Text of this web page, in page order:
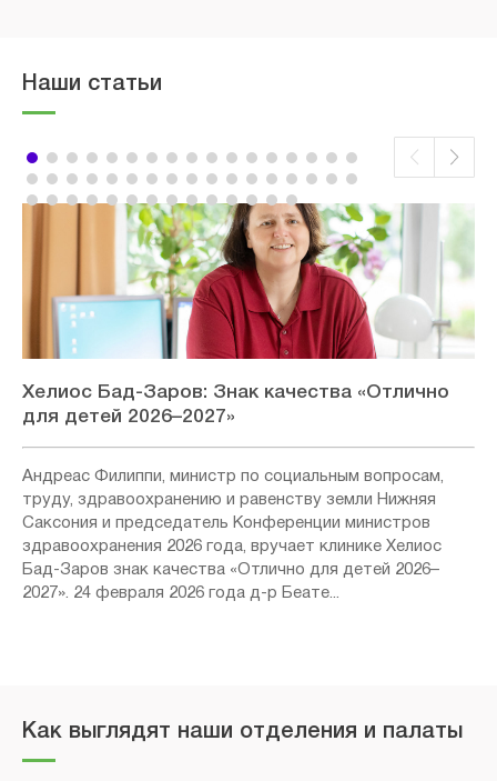
Наши статьи
Хелиос Бад-Заров: Знак качества «Отлично
для детей 2026–2027»
Андреас Филиппи, министр по социальным вопросам,
труду, здравоохранению и равенству земли Нижняя
Саксония и председатель Конференции министров
здравоохранения 2026 года, вручает клинике Хелиос
Бад-Заров знак качества «Отлично для детей 2026–
2027». 24 февраля 2026 года д-р Беате...
Как выглядят наши отделения и палаты